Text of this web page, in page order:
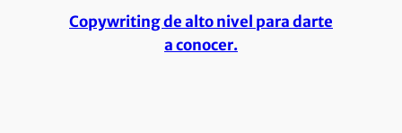
Copywriting de alto nivel para darte
a conocer.